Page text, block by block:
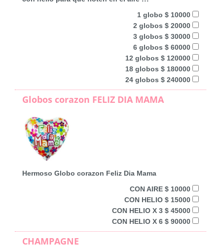
1 globo $ 10000
2 globos $ 20000
3 globos $ 30000
6 globos $ 60000
12 globos $ 120000
18 globos $ 180000
24 globos $ 240000
Globos corazon FELIZ DIA MAMA
Hermoso Globo corazon Feliz Dia Mama
CON AIRE $ 10000
CON HELIO $ 15000
CON HELIO X 3 $ 45000
CON HELIO X 6 $ 90000
CHAMPAGNE